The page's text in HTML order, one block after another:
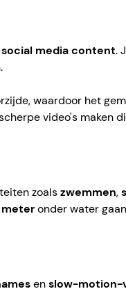
social media content.
waardoor het
video's maken
zoalszwemmen,
onder water
enslow-motion-